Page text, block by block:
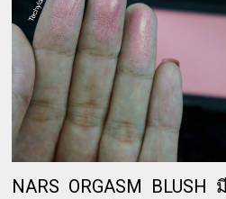
NARS ORGASM BLUSH